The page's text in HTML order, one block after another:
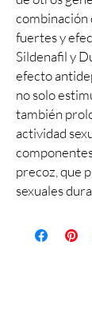
combinación
fuertes y
Sildenafil y
efecto
no solo
también
actividad
precoz, que
sexuales